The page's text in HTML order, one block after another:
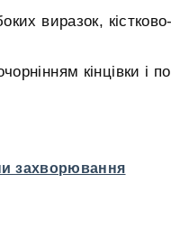
виразок,
кінцівки і
захворювання